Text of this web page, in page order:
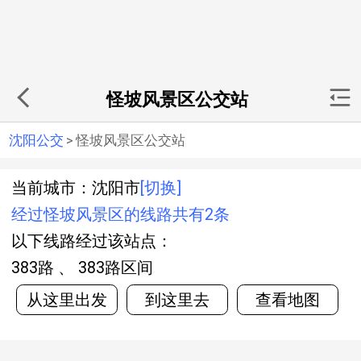
怪坡风景区公交站
沈阳公交 > 怪坡风景区公交站
当前城市：沈阳市 [切换]
经过怪坡风景区的线路共有2条
以下线路经过该站点：
383路 、 383路区间
从这里出发
到这里去 查看地图